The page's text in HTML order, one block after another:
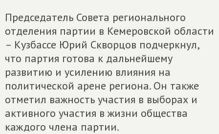
Председатель Совета регионального
отделения партии в Кемеровской области
– Кузбассе Юрий Скворцов подчеркнул,
что партия готова к дальнейшему
развитию и усилению влияния на
политической арене региона. Он также
отметил важность участия в выборах и
активного участия в жизни общества
каждого члена партии.